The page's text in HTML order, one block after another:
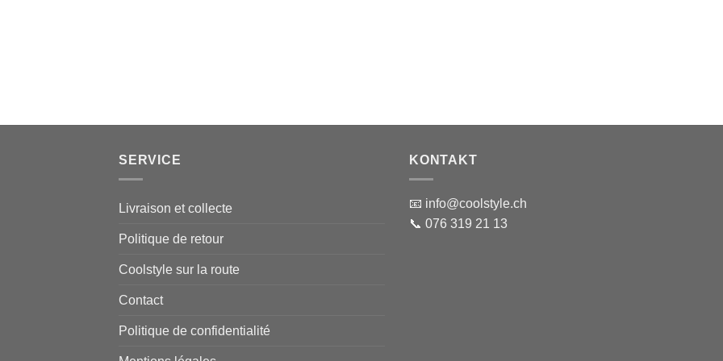
SERVICE
Livraison et collecte
Politique de retour
Coolstyle sur la route
Contact
Politique de confidentialité
KONTAKT
📧 info@coolstyle.ch
📞 076 319 21 13